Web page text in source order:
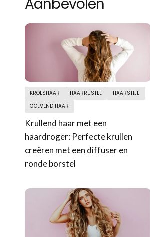
Aanbevolen
KROESHAAR HAARRUSTEL
HAARSTIJL
GOLVEND HAAR
Krullend haar met een
haardroger: Perfecte krullen
creëren met een diffuser en
ronde borstel